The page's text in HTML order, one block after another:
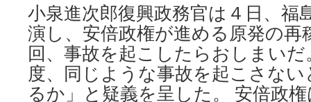
小泉進次郎復興政務官は４日、福
演し、安倍政権が進める原発の再
回、事故を起こしたらおしまい
度、同じような事故を起こさな
るか」と疑義を呈した。 安倍政